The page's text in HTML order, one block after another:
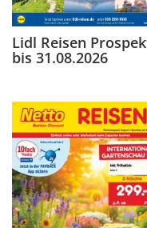
Lidl Reisen
bis 31.08.2026